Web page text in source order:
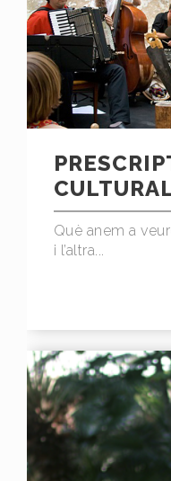
Què anem a
i l’altra...